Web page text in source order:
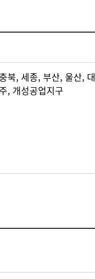
북, 세종, 부산, 울산, 대
, 개성공업지구